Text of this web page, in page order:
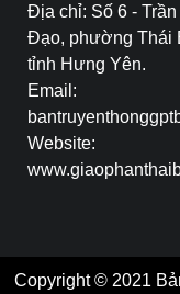
Địa chỉ: Số 6 -
Đạo, phường Thái
tỉnh Hưng Yên.
Email:
Website:
Copyright © 2021